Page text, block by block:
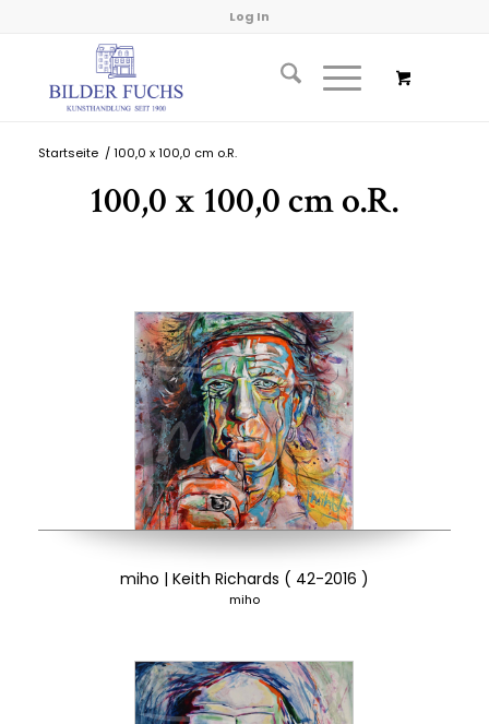
Log In
Startseite / 100,0 x 100,0 cm o.R.
100,0 x 100,0 cm o.R.
miho | Keith Richards ( 42-2016 )
miho